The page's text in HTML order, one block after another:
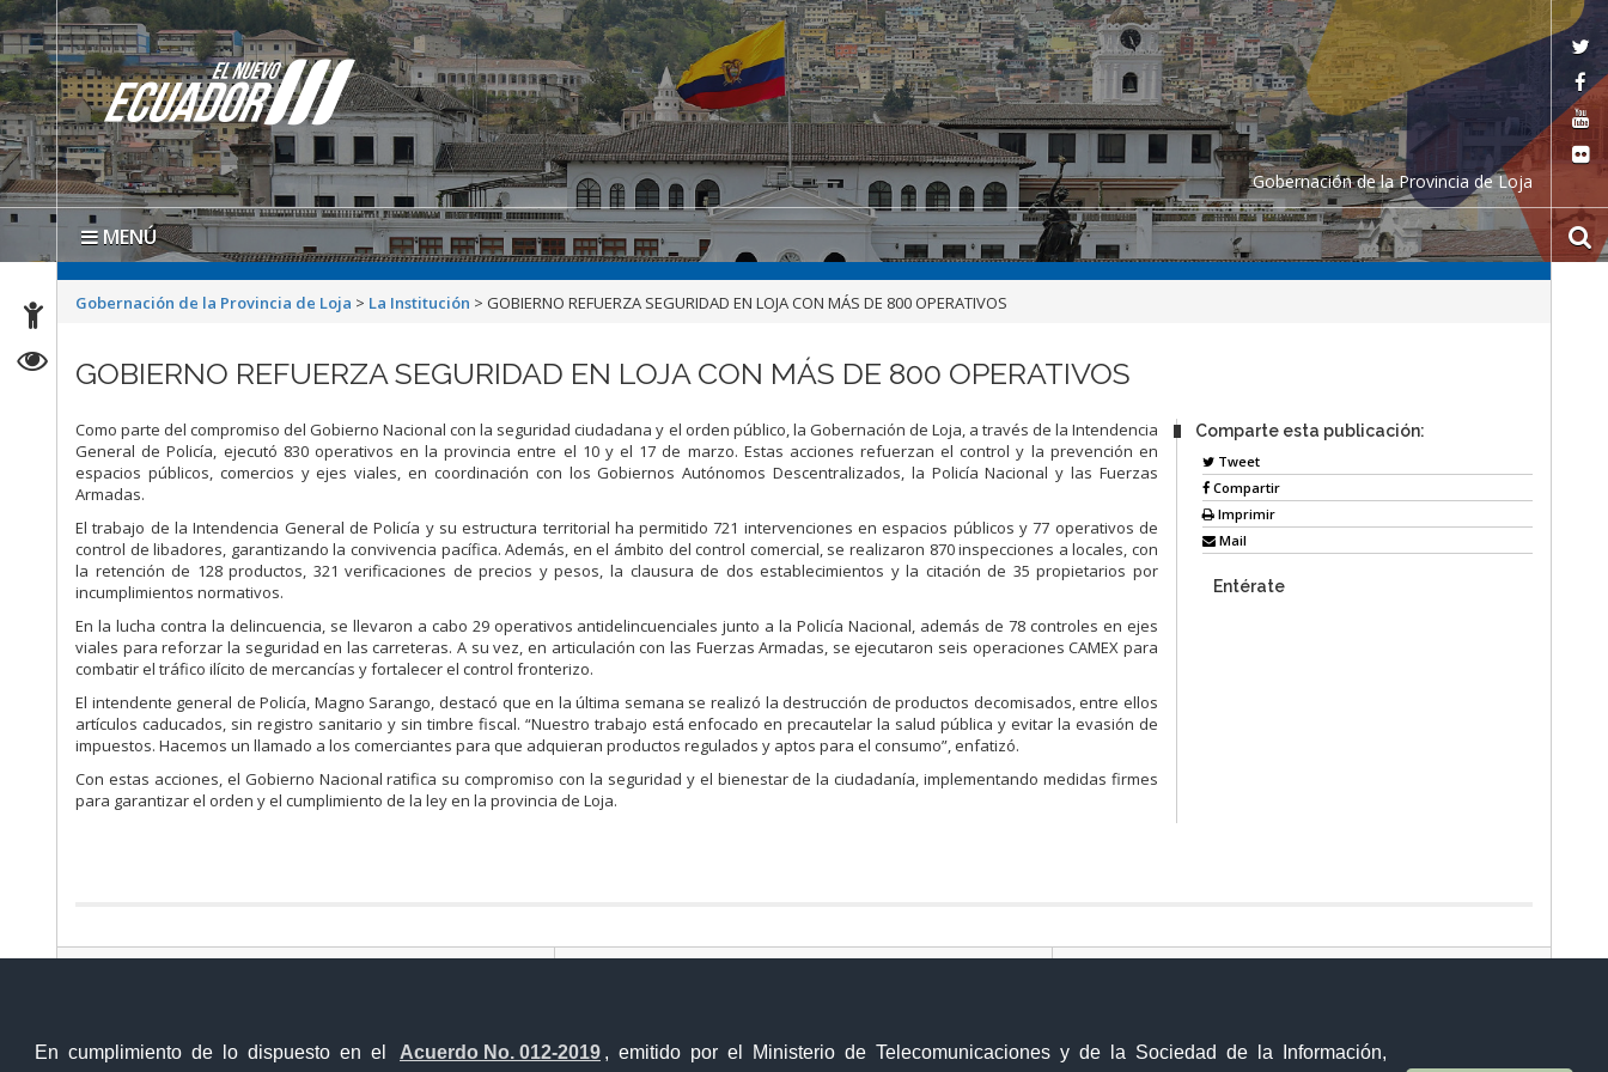
En cumplimiento de lo dispuesto en el Acuerdo No. 012-2019 , emitido por el Ministerio de Telecomunicaciones y de la Sociedad de la Información,
Gobernación de la Provincia de Loja
MENÚ
Gobernación de la Provincia de Loja > La Institución > GOBIERNO REFUERZA SEGURIDAD EN LOJA CON MÁS DE 800 OPERATIVOS
GOBIERNO REFUERZA SEGURIDAD EN LOJA CON MÁS DE 800 OPERATIVOS
Como parte del compromiso del Gobierno Nacional con la seguridad ciudadana y el orden público, la Gobernación de Loja, a través de la Intendencia
General de Policía, ejecutó 830 operativos en la provincia entre el 10 y el 17 de marzo. Estas acciones refuerzan el control y la prevención en
espacios públicos, comercios y ejes viales, en coordinación con los Gobiernos Autónomos Descentralizados, la Policía Nacional y las Fuerzas
Armadas.
El trabajo de la Intendencia General de Policía y su estructura territorial ha permitido 721 intervenciones en espacios públicos y 77 operativos de
control de libadores, garantizando la convivencia pacífica. Además, en el ámbito del control comercial, se realizaron 870 inspecciones a locales, con
la retención de 128 productos, 321 verificaciones de precios y pesos, la clausura de dos establecimientos y la citación de 35 propietarios por
incumplimientos normativos.
En la lucha contra la delincuencia, se llevaron a cabo 29 operativos antidelincuenciales junto a la Policía Nacional, además de 78 controles en ejes
viales para reforzar la seguridad en las carreteras. A su vez, en articulación con las Fuerzas Armadas, se ejecutaron seis operaciones CAMEX para
combatir el tráfico ilícito de mercancías y fortalecer el control fronterizo.
El intendente general de Policía, Magno Sarango, destacó que en la última semana se realizó la destrucción de productos decomisados, entre ellos
artículos caducados, sin registro sanitario y sin timbre fiscal. “Nuestro trabajo está enfocado en precautelar la salud pública y evitar la evasión de
impuestos. Hacemos un llamado a los comerciantes para que adquieran productos regulados y aptos para el consumo”, enfatizó.
Con estas acciones, el Gobierno Nacional ratifica su compromiso con la seguridad y el bienestar de la ciudadanía, implementando medidas firmes
para garantizar el orden y el cumplimiento de la ley en la provincia de Loja.
Comparte esta publicación:
Tweet
Compartir
Imprimir
Mail
Entérate
Teléfono: +593 (07) 2 570270